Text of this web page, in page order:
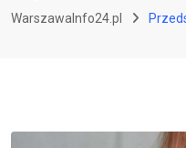
WarszawaInfo24.pl